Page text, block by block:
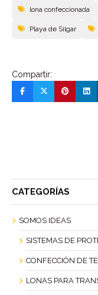
lona confeccionada
Playa de Silgar
Compartir:
CATEGORÍAS
SOMOS IDEAS
SISTEMAS DE
CONFECCIÓN DE
LONAS PARA